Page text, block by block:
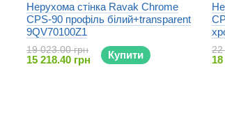
Нерухома стінка Ravak Chrome
CPS-90 профіль білий+transparent
9QV70100Z1
19 023.00 грн
15 218.40 грн Купити 22